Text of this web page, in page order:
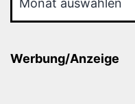
Werbung/Anzeige